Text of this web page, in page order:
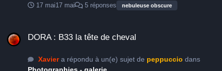
gamme de ton gris plus présente.
17 mai17 mai 5 réponses nebuleuse obscure
DORA : B33 la tête de cheval
Xaviera répondu à un(e) sujet de peppuccio dans